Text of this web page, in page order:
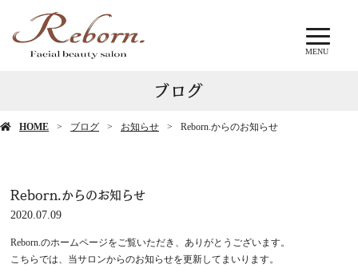
MENU
ブログ
HOME ブログ お知らせ Reborn.からのお知らせ
Reborn.からのお知らせ
2020.07.09
Reborn.のホームページをご覧いただき、ありがとうございます。
こちらでは、当サロンからのお知らせを更新してまいります。